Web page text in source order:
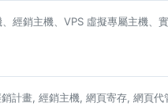
經銷主機、VPS 虛擬專屬主機、
計畫, 經銷主機, 網頁寄存, 網頁